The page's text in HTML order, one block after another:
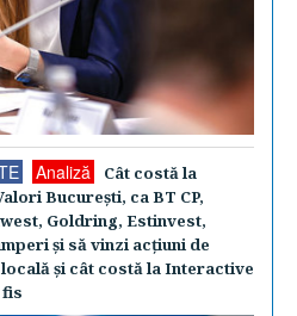
Analiză
Cât costă la
Bucureşti, ca BT CP,
Goldring, Estinvest,
şi să vinzi acţiuni de
locală şi cât costă la Interactive